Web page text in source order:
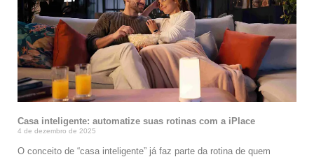
Casa inteligente: automatize suas rotinas com a iPlace
4 de dezembro de 2025
O conceito de “casa inteligente” já faz parte da rotina de quem